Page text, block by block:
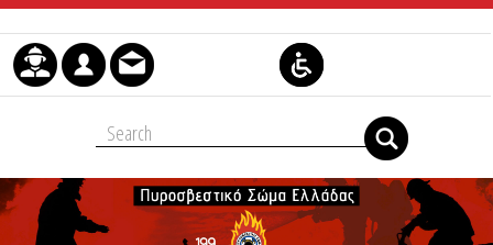
Μετάβαση στο περιεχόμενο